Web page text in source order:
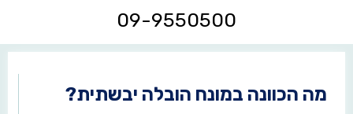
09-9550500
מה הכוונה במונח הובלה יבשתית?